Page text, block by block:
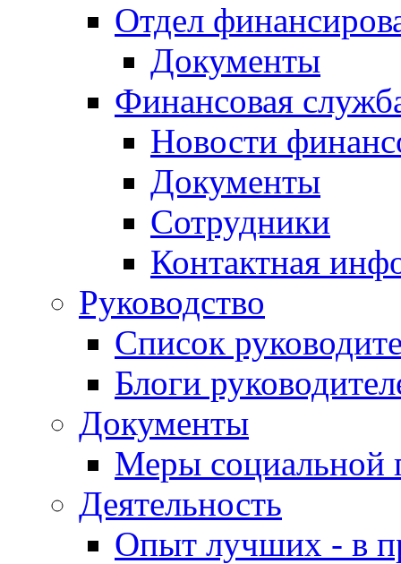
Отдел
Документы
Финансовая
Новости
Документы
Сотрудники
Контактная
Руководство
Список
Блоги
Документы
Меры социальной
Деятельность
Опыт лучших - в